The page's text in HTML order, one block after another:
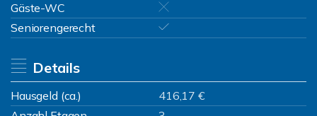
Gäste-WC
Seniorengerecht
Details
Hausgeld (ca.)
416,17 €